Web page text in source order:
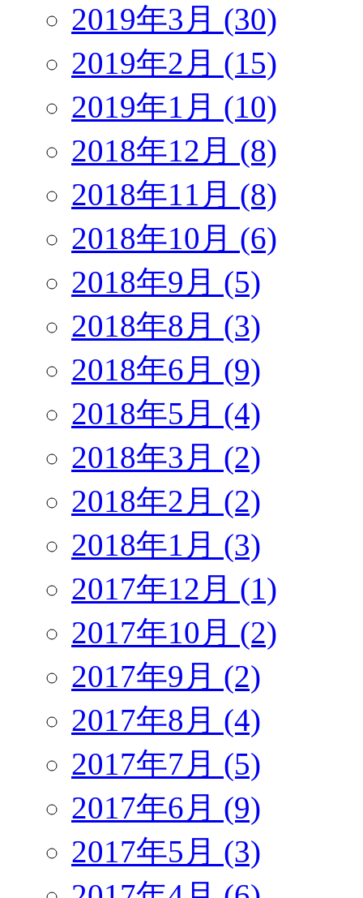
2019年3月 (30)
2019年2月 (15)
2019年1月 (10)
2018年12月 (8)
2018年11月 (8)
2018年10月 (6)
2018年9月 (5)
2018年8月 (3)
2018年6月 (9)
2018年5月 (4)
2018年3月 (2)
2018年2月 (2)
2018年1月 (3)
2017年12月 (1)
2017年10月 (2)
2017年9月 (2)
2017年8月 (4)
2017年7月 (5)
2017年6月 (9)
2017年5月 (3)